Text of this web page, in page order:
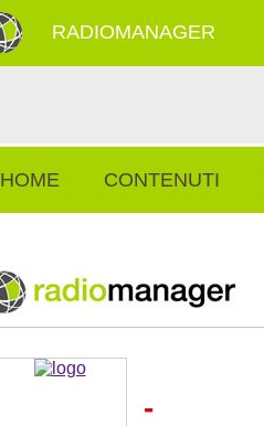
RADIOMANAGER
HOME CONTENUTI
-